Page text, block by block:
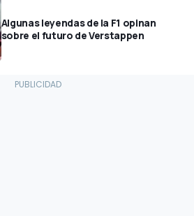
Algunas leyendas de la F1 opinan
sobre el futuro de Verstappen